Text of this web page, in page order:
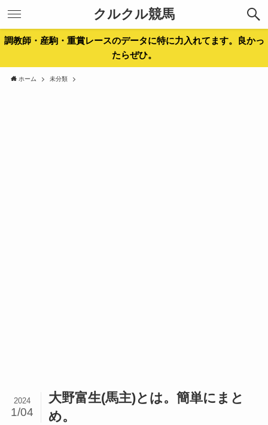
クルクル競馬
調教師・産駒・重賞レースのデータに特に力入れてます。良かっ
たらぜひ。
ホーム 未分類
大野富生(馬主)とは。簡単にまと
め。
2024
1/04